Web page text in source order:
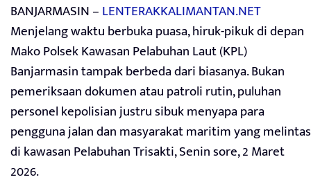
BANJARMASIN –LENTERAKKALIMANTAN.NET
Menjelang waktu berbuka puasa, hiruk-pikuk di depan
Mako Polsek Kawasan Pelabuhan Laut (KPL)
Banjarmasin tampak berbeda dari biasanya. Bukan
pemeriksaan dokumen atau patroli rutin, puluhan
personel kepolisian justru sibuk menyapa para
pengguna jalan dan masyarakat maritim yang melintas
di kawasan Pelabuhan Trisakti, Senin sore, 2 Maret
2026.